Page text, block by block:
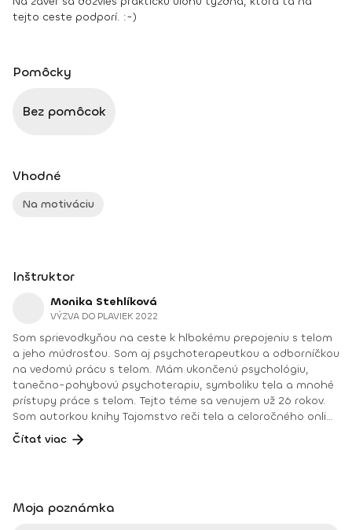
tejto ceste podporí. :-)
Pomôcky
Bez pomôcok
Vhodné
Na motiváciu
Inštruktor
Monika Stehlíková
VÝZVA DO PLAVIEK 2022
Som sprievodkyňou na ceste k hlbokému prepojeniu s telom
a jeho múdrosťou. Som aj psychoterapeutkou a odborníčkou
na vedomú prácu s telom. Mám ukončenú psychológiu,
tanečno-pohybovú psychoterapiu, symboliku tela a mnohé
prístupy práce s telom. Tejto téme sa venujem už 26 rokov.
Som autorkou knihy Tajomstvo reči tela a celoročného online
cyklu tréningov Z HLAVY DO TELA. Mojimi programami,
tréningmi a konzultáciami prešli tisíce ľudí. Pracujem s veľkou
Čítať viac
Moja poznámka